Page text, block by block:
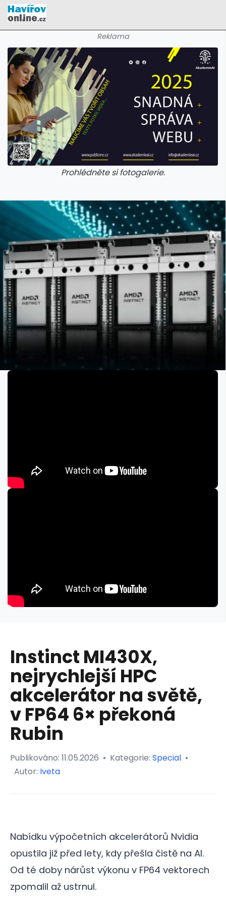
Reklama
Prohlédněte si fotogalerie.
Instinct MI430X,
nejrychlejší HPC
akcelerátor na světě,
v FP64 6× překoná
Rubin
Publikováno: 11.05.2026 • Kategorie: Special •
Autor: Iveta
Nabídku výpočetních akcelerátorů Nvidia
opustila již před lety, kdy přešla čistě na AI.
Od té doby nárůst výkonu v FP64 vektorech
zpomalil až ustrnul.